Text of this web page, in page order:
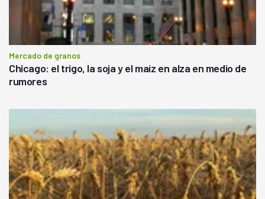
Mercado de granos
Chicago: el trigo, la soja y el maíz en alza en medio de
rumores